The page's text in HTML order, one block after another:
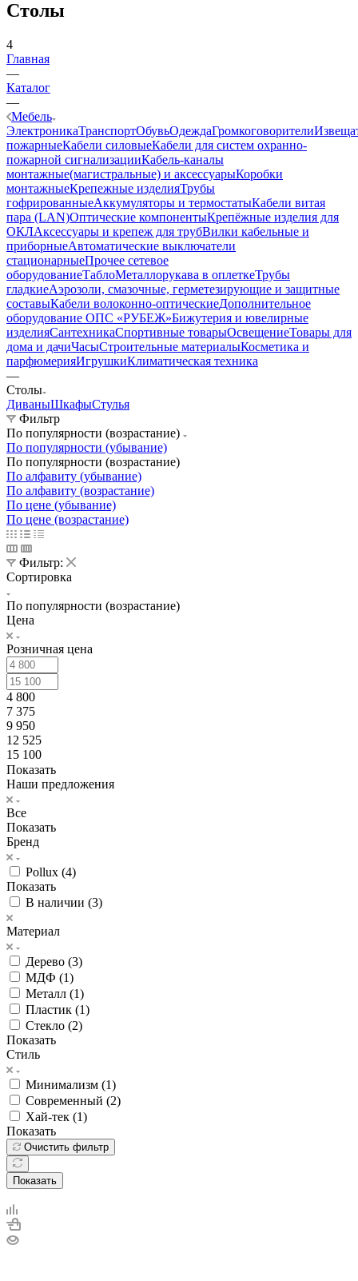
Столы
4
Главная
—
Каталог
—
Мебель
ЭлектроникаТранспортОбувьОдеждаГромкоговорители
пожарныеКабели силовыеКабели для систем охранно-
пожарной сигнализацииКабель-каналы
монтажные(магистральные) и аксессуарыКоробки
монтажныеКрепежные изделияТрубы
гофрированныеАккумуляторы и термостатыКабели витая
пара (LAN)Оптические компонентыКрепёжные изделия для
ОКЛАксессуары и крепеж для трубВилки кабельные и
приборныеАвтоматические выключатели
стационарныеПрочее сетевое
оборудованиеТаблоМеталлорукава в оплеткеТрубы
гладкиеАэрозоли, смазочные, герметезирующие и защитные
составыКабели волоконно-оптическиеДополнительное
оборудование ОПС «РУБЕЖ»Бижутерия и ювелирные
изделияСантехникаСпортивные товарыОсвещениеТовары для
дома и дачиЧасыСтроительные материалыКосметика и
парфюмерияИгрушкиКлиматическая техника
—
Столы
ДиваныШкафыСтулья
Фильтр
По популярности (возрастание)
По популярности (убывание)
По популярности (возрастание)
По алфавиту (убывание)
По алфавиту (возрастание)
По цене (убывание)
По цене (возрастание)
Фильтр:
Сортировка
По популярности (возрастание)
Цена
Розничная цена
4 800
7 375
9 950
12 525
15 100
Показать
Наши предложения
Все
Показать
Бренд
Pollux (4)
Показать
В наличии (3)
Материал
Дерево (3)
МДФ (1)
Металл (1)
Пластик (1)
Стекло (2)
Показать
Стиль
Минимализм (1)
Современный (2)
Хай-тек (1)
Показать
Очистить фильтр
Показать